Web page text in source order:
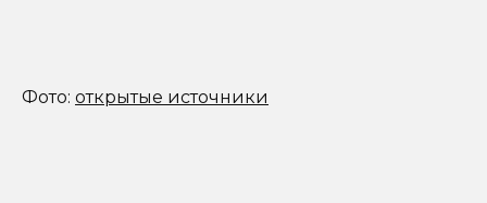
Фото: открытые источники